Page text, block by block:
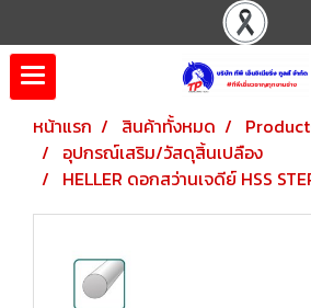
หน้าแรก สินค้าทั้งหมด
อุปกรณ์เสริม/วัสดุสิ้นเปลือง
HELLER ดอกสว่านเจดีย์ HSS